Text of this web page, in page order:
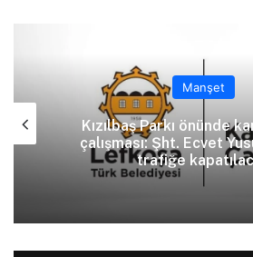
Manşet
Kızılbaş Parkı önünde
çalışması: Şht. Ecvet
trafiğe